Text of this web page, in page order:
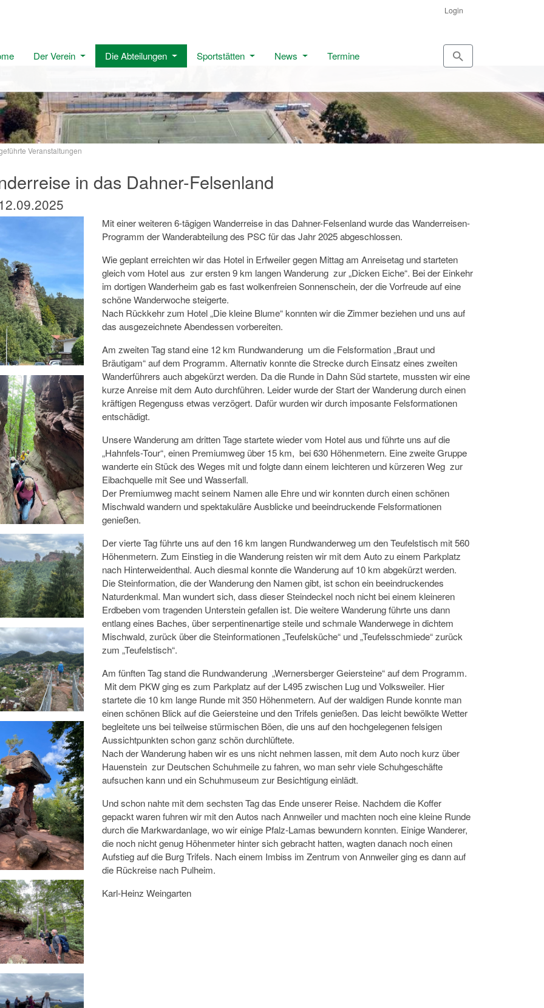
Login
Der Verein Die Abteilungen Sportstätten News Termine
Veranstaltungen
in das Dahner-Felsenland
Mit einer weiteren 6-tägigen Wanderreise in das Dahner-Felsenland wurde das Wanderreisen-
Programm der Wanderabteilung des PSC für das Jahr 2025 abgeschlossen.
Wie geplant erreichten wir das Hotel in Erfweiler gegen Mittag am Anreisetag und starteten
gleich vom Hotel aus zur ersten 9 km langen Wanderung zur „Dicken Eiche“. Bei der Einkehr
im dortigen Wanderheim gab es fast wolkenfreien Sonnenschein, der die Vorfreude auf eine
schöne Wanderwoche steigerte.
Nach Rückkehr zum Hotel „Die kleine Blume“ konnten wir die Zimmer beziehen und uns auf
das ausgezeichnete Abendessen vorbereiten.
Am zweiten Tag stand eine 12 km Rundwanderung um die Felsformation „Braut und
Bräutigam“ auf dem Programm. Alternativ konnte die Strecke durch Einsatz eines zweiten
Wanderführers auch abgekürzt werden. Da die Runde in Dahn Süd startete, mussten wir eine
kurze Anreise mit dem Auto durchführen. Leider wurde der Start der Wanderung durch einen
kräftigen Regenguss etwas verzögert. Dafür wurden wir durch imposante Felsformationen
entschädigt.
Unsere Wanderung am dritten Tage startete wieder vom Hotel aus und führte uns auf die
„Hahnfels-Tour“, einen Premiumweg über 15 km, bei 630 Höhenmetern. Eine zweite Gruppe
wanderte ein Stück des Weges mit und folgte dann einem leichteren und kürzeren Weg zur
Eibachquelle mit See und Wasserfall.
Der Premiumweg macht seinem Namen alle Ehre und wir konnten durch einen schönen
Mischwald wandern und spektakuläre Ausblicke und beeindruckende Felsformationen
genießen.
Der vierte Tag führte uns auf den 16 km langen Rundwanderweg um den Teufelstisch mit 560
Höhenmetern. Zum Einstieg in die Wanderung reisten wir mit dem Auto zu einem Parkplatz
nach Hinterweidenthal. Auch diesmal konnte die Wanderung auf 10 km abgekürzt werden.
Die Steinformation, die der Wanderung den Namen gibt, ist schon ein beeindruckendes
Naturdenkmal. Man wundert sich, dass dieser Steindeckel noch nicht bei einem kleineren
Erdbeben vom tragenden Unterstein gefallen ist. Die weitere Wanderung führte uns dann
entlang eines Baches, über serpentinenartige steile und schmale Wanderwege in dichtem
Mischwald, zurück über die Steinformationen „Teufelsküche“ und „Teufelsschmiede“ zurück
zum „Teufelstisch“.
Am fünften Tag stand die Rundwanderung „Wernersberger Geiersteine“ auf dem Programm.
Mit dem PKW ging es zum Parkplatz auf der L495 zwischen Lug und Volksweiler. Hier
startete die 10 km lange Runde mit 350 Höhenmetern. Auf der waldigen Runde konnte man
einen schönen Blick auf die Geiersteine und den Trifels genießen. Das leicht bewölkte Wetter
begleitete uns bei teilweise stürmischen Böen, die uns auf den hochgelegenen felsigen
Aussichtpunkten schon ganz schön durchlüftete.
Nach der Wanderung haben wir es uns nicht nehmen lassen, mit dem Auto noch kurz über
Hauenstein zur Deutschen Schuhmeile zu fahren, wo man sehr viele Schuhgeschäfte
aufsuchen kann und ein Schuhmuseum zur Besichtigung einlädt.
Und schon nahte mit dem sechsten Tag das Ende unserer Reise. Nachdem die Koffer
gepackt waren fuhren wir mit den Autos nach Annweiler und machten noch eine kleine Runde
durch die Markwardanlage, wo wir einige Pfalz-Lamas bewundern konnten. Einige Wanderer,
die noch nicht genug Höhenmeter hinter sich gebracht hatten, wagten danach noch einen
Aufstieg auf die Burg Trifels. Nach einem Imbiss im Zentrum von Annweiler ging es dann auf
die Rückreise nach Pulheim.
Karl-Heinz Weingarten